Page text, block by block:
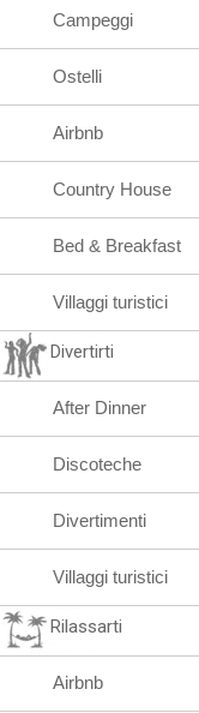
Campeggi
Ostelli
Airbnb
Country House
Bed & Breakfast
Villaggi turistici
Divertirti
After Dinner
Discoteche
Divertimenti
Villaggi turistici
Rilassarti
Airbnb